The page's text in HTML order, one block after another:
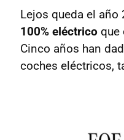
Lejos queda el año
100% eléctrico que
Cinco años han
coches eléctricos,